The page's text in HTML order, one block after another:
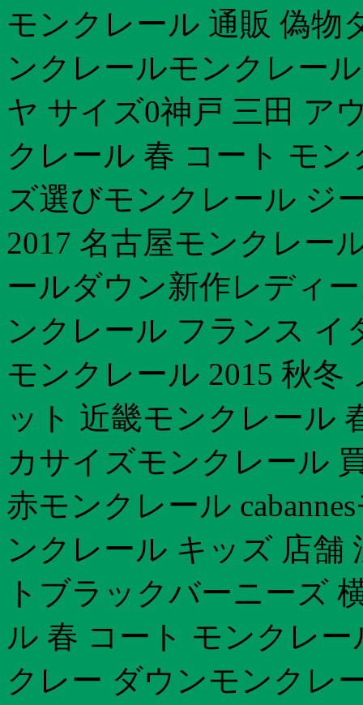
モンクレール 通販 偽物
ンクレールモンクレー
ヤ サイズ0神戸 三田 ア
クレール 春 コート モ
ズ選びモンクレール ジ
2017 名古屋モンクレー
ールダウン新作レディ
ンクレール フランス イ
モンクレール 2015 秋
ット 近畿モンクレール
カサイズモンクレール
赤モンクレール
ンクレール キッズ 店舗
トブラックバーニーズ
ル 春 コート モンクレ
クレー ダウンモンクレ